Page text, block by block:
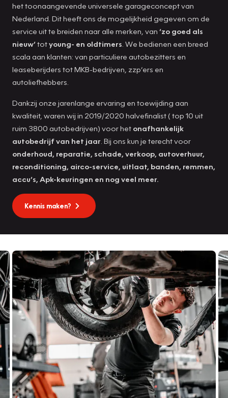
het toonaangevende universele garageconcept van
Nederland. Dit heeft ons de mogelijkheid gegeven om de
service uit te breiden naar alle merken, van ‘zo goed als
nieuw’totyoung- en oldtimers . We bedienen een breed
scala aan klanten: van particuliere autobezitters en
leaseberijders tot MKB-bedrijven, zzp’ers en
autoliefhebbers.
Dankzij onze jarenlange ervaring en toewijding aan
kwaliteit, waren wij in 2019/2020 halvefinalist ( top 10 uit
ruim 3800 autobedrijven) voor het onafhankelijk
autobedrijf van het jaar . Bij ons kun je terecht voor
onderhoud, reparatie, schade, verkoop, autoverhuur,
reconditioning, airco-service, uitlaat, banden, remmen,
accu’s, Apk-keuringen en nog veel meer.
Kennis maken?